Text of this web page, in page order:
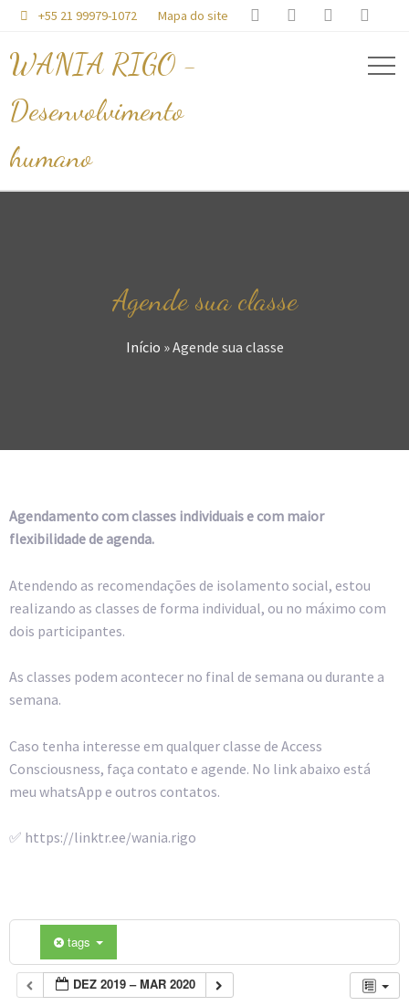
 +55 21 99979-1072 Mapa do site    
WANIA RIGO -
Desenvolvimento
humano
Agende sua classe
Início »Agende sua classe
Agendamento com classes individuais e com maior
flexibilidade de agenda.
Atendendo as recomendações de isolamento social, estou
realizando as classes de forma individual, ou no máximo com
dois participantes.
As classes podem acontecer no final de semana ou durante a
semana.
Caso tenha interesse em qualquer classe de Access
Consciousness, faça contato e agende. No link abaixo está
meu whatsApp e outros contatos.
✅ https://linktr.ee/wania.rigo
tags
DEZ 2019 – MAR 2020